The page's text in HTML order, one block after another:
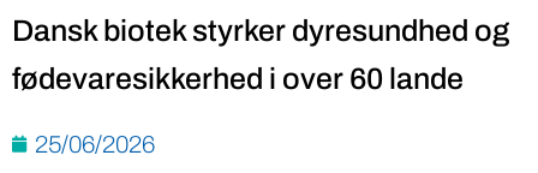
Dansk biotek styrker dyresundhed og
fødevaresikkerhed i over 60 lande
25/06/2026